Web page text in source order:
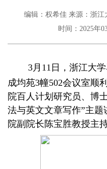
编辑：权希佳 来源：浙江
时间：2025年
3月 11 日，浙江大
成均苑3幢502会议室顺
院百人计划研究员 、博
法与英文文章写作”主
院副院长陈宝胜教授主持